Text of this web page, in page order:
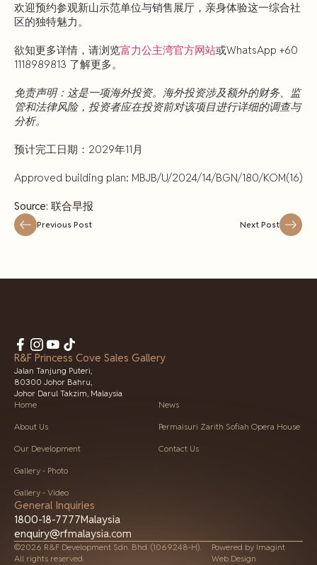
欢迎预约参观新山示范单位与销售展厅，亲身体验这一综合社
区的独特魅力。
欲知更多详情，请浏览富力公主湾官方网站或WhatsApp +60
1118989813 了解更多。
免责声明：这是一项海外投资。海外投资涉及额外的财务、监
管和法律风险，投资者应在投资前对该项目进行详细的调查与
分析。
预计完工日期：2029年11月
Approved building plan: MBJB/U/2024/14/BGN/180/KOM(16)
Source: 联合早报
Previous Post Next Post
R&F Princess Cove Sales Gallery
Jalan Tanjung Puteri,
80300 Johor Bahru,
Johor Darul Takzim, Malaysia
Home
About Us
Our Development
Gallery - Photo
Gallery - Video
News
Permaisuri Zarith Sofiah Opera House
Contact Us
General Inquiries
1800-18-7777Malaysia
enquiry@rfmalaysia.com
©2026 R&F Development Sdn. Bhd. (1069248-H).
All rights reserved.
Powered by Imagint
Web Design